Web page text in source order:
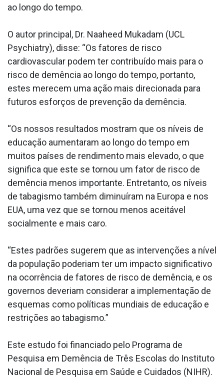
ao longo do tempo.
O autor principal, Dr. Naaheed Mukadam (UCL
Psychiatry), disse: “Os fatores de risco
cardiovascular podem ter contribuído mais para o
risco de demência ao longo do tempo, portanto,
estes merecem uma ação mais direcionada para
futuros esforços de prevenção da demência.
“Os nossos resultados mostram que os níveis de
educação aumentaram ao longo do tempo em
muitos países de rendimento mais elevado, o que
significa que este se tornou um fator de risco de
demência menos importante. Entretanto, os níveis
de tabagismo também diminuíram na Europa e nos
EUA, uma vez que se tornou menos aceitável
socialmente e mais caro.
“Estes padrões sugerem que as intervenções a nível
da população poderiam ter um impacto significativo
na ocorrência de fatores de risco de demência, e os
governos deveriam considerar a implementação de
esquemas como políticas mundiais de educação e
restrições ao tabagismo.”
Este estudo foi financiado pelo Programa de
Pesquisa em Demência de Três Escolas do Instituto
Nacional de Pesquisa em Saúde e Cuidados (NIHR).